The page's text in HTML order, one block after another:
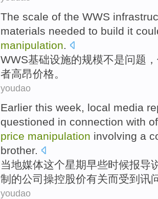
The scale of the WWS
materials needed to build it
manipulation.
WWS基础设施的规模不是问题，
者高昂价格。
youdao
Earlier this week, local media
questioned in connection with of
price manipulation involving a
brother.
当地媒体这个星期早些时候报导
制 的公司 操控股价有关而受到 讯
youdao